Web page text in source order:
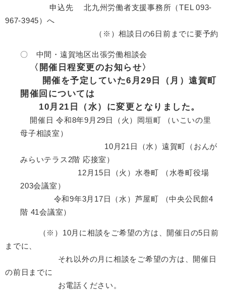
申込先 北九州労働者支援事務所（TEL 093-
967-3945）へ
（※）相談日の6日前までに要予約
〇 中間・遠賀地区出張労働相談会
〈開催日程変更のお知らせ〉
開催を予定していた6月29日（月）遠賀町
開催回については
10月21日（水）に変更となりました。
開催日 令和8年9月29日（火）岡垣町 （いこいの里
母子相談室）
​ 10月21日（水）遠賀町（おんが
みらいテラス2階 応接室）
12月15日（火）水巻町 （水巻町役場
203会議室）
令和9年3月17日（水）芦屋町 （中央公民館4
階 41会議室）
（※）10月に相談をご希望の方は、開催日の5日前
までに、
それ以外の月に相談をご希望の方は、開催日
の前日までに
お電話ください。